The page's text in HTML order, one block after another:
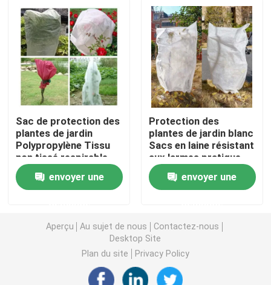
Rouleau jumbo non tissé
Nappe non-tissée
Tissu de nettoyage ménager
Chiffons de nettoyage de Spunlace
Tissu industriel à usage lourd
Essuie-glaces pour les services alimentaires
Seringues de cuisine jetables
Sac de protection des
plantes de jardin
Polypropylène Tissu
non tissé respirable
envoyer une
Protection des
plantes de jardin blanc
Sacs en laine résistant
aux larmes pratique
envoyer une
Aperçu Au sujet de nous
Contactez-nous
Desktop Site
Plan du site
Privacy Policy